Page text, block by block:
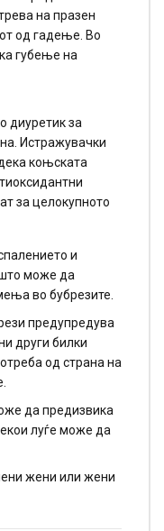
на празен
од гадење. Во
губење на
диуретик за
Истражувачки
коњската
за целокупното
и
може да
во бубрезите.
предупредува
други билки
од страна на
да предизвика
луѓе може да
жени или жени